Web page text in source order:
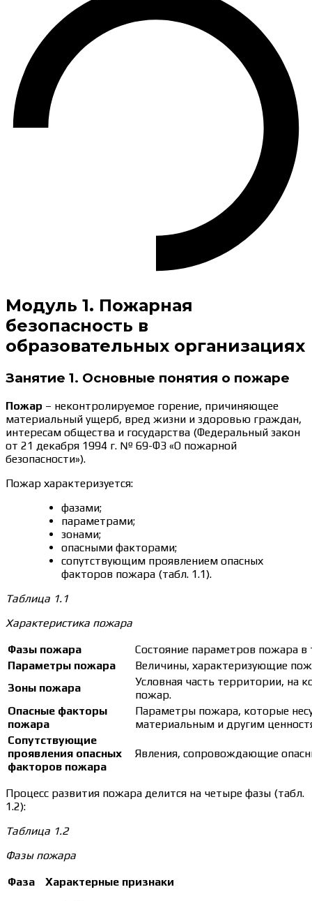
Модуль 1. Пожарная
безопасность в
образовательных организациях
Занятие 1. Основные понятия о пожаре
Пожар – неконтролируемое горение, причиняющее
материальный ущерб, вред жизни и здоровью граждан,
интересам общества и государства (Федеральный закон
от 21 декабря 1994 г. № 69-ФЗ «О пожарной
безопасности»).
Пожар характеризуется:
фазами;
параметрами;
зонами;
опасными факторами;
сопутствующим проявлением опасных
факторов пожара (табл. 1.1).
Таблица 1.1
Характеристика пожара
Фазы пожара
Состояние параметров пожара в
Параметры пожара
Величины, характеризующие
Зоны пожара
Условная часть территории, на
пожар.
Опасные факторы
пожара
Параметры пожара, которые
материальным и другим
Сопутствующие
проявления опасных
факторов пожара
Явления, сопровождающие
Процесс развития пожара делится на четыре фазы (табл.
1.2):
Таблица 1.2
Фазы пожара
Фаза
Характерные признаки